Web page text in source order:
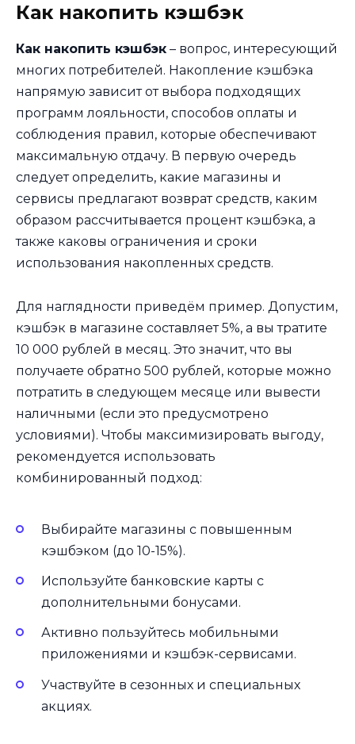
Как накопить кэшбэк
Как накопить кэшбэк – вопрос, интересующий
многих потребителей. Накопление кэшбэка
напрямую зависит от выбора подходящих
программ лояльности, способов оплаты и
соблюдения правил, которые обеспечивают
максимальную отдачу. В первую очередь
следует определить, какие магазины и
сервисы предлагают возврат средств, каким
образом рассчитывается процент кэшбэка, а
также каковы ограничения и сроки
использования накопленных средств.
Для наглядности приведём пример. Допустим,
кэшбэк в магазине составляет 5%, а вы тратите
10 000 рублей в месяц. Это значит, что вы
получаете обратно 500 рублей, которые можно
потратить в следующем месяце или вывести
наличными (если это предусмотрено
условиями). Чтобы максимизировать выгоду,
рекомендуется использовать
комбинированный подход:
Выбирайте магазины с повышенным
кэшбэком (до 10-15%).
Используйте банковские карты с
дополнительными бонусами.
Активно пользуйтесь мобильными
приложениями и кэшбэк-сервисами.
Участвуйте в сезонных и специальных
акциях.